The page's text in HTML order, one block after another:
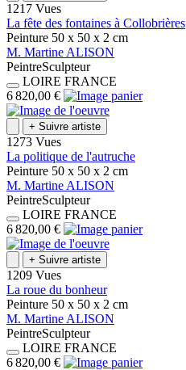
1217 Vues
La fête des fontaines à Collobrières
Peinture 50 x 50 x 2 cm
M. Martine ALISON
PeintreSculpteur
LOIRE FRANCE
6 820,00 €
+ Suivre artiste
1273 Vues
La politique de l'autruche
Peinture 50 x 50 x 2 cm
M. Martine ALISON
PeintreSculpteur
LOIRE FRANCE
6 820,00 €
+ Suivre artiste
1209 Vues
La roue du bonheur
Peinture 50 x 50 x 2 cm
M. Martine ALISON
PeintreSculpteur
LOIRE FRANCE
6 820,00 €